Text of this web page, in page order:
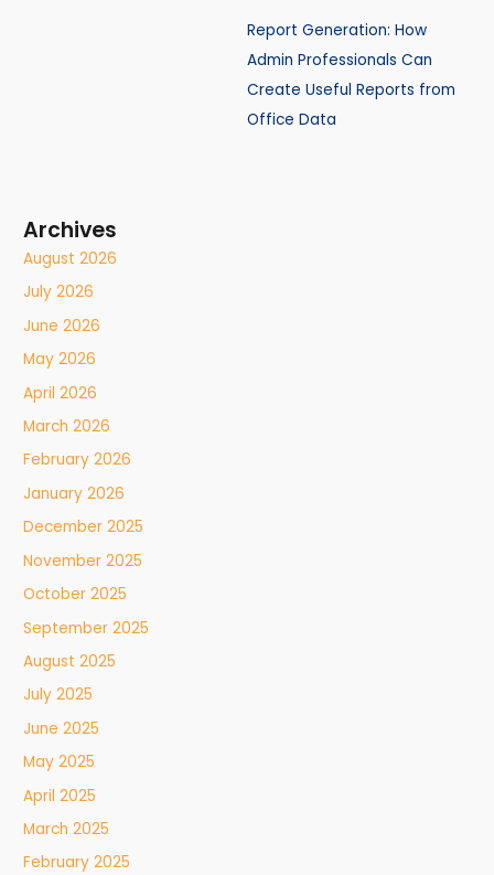
Report Generation: How
Admin Professionals Can
Create Useful Reports from
Office Data
Archives
August 2026
July 2026
June 2026
May 2026
April 2026
March 2026
February 2026
January 2026
December 2025
November 2025
October 2025
September 2025
August 2025
July 2025
June 2025
May 2025
April 2025
March 2025
February 2025